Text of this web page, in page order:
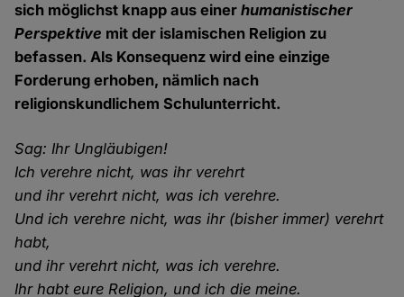
sich möglichst knapp aus einerhumanistischer
Perspektive mit der islamischen Religion zu
befassen. Als Konsequenz wird eine einzige
Forderung erhoben, nämlich nach
religionskundlichem Schulunterricht.
Sag: Ihr Ungläubigen!
Ich verehre nicht, was ihr verehrt
und ihr verehrt nicht, was ich verehre.
Und ich verehre nicht, was ihr (bisher immer) verehrt
habt,
und ihr verehrt nicht, was ich verehre.
Ihr habt eure Religion, und ich die meine.